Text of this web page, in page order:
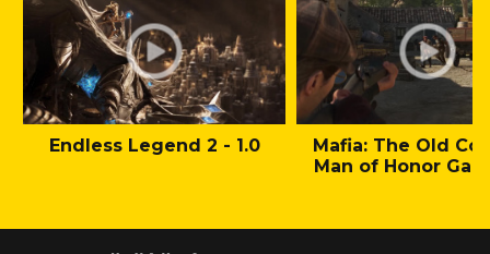
Endless Legend 2 - 1.0
Mafia: The Old
Man of Honor